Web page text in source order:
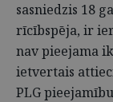
sasniedzis 18
rīcībspēja, ir
nav pieejama
ietvertais
PLG